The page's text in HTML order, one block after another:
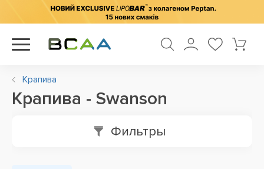
Крапива
Крапива - Swanson
Фильтры